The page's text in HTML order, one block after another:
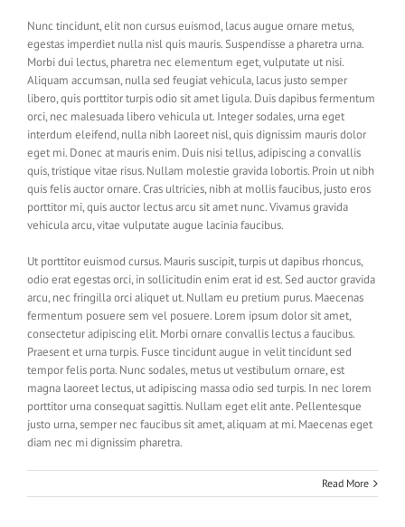
Nunc tincidunt, elit non cursus euismod, lacus augue ornare metus,
egestas imperdiet nulla nisl quis mauris. Suspendisse a pharetra urna.
Morbi dui lectus, pharetra nec elementum eget, vulputate ut nisi.
Aliquam accumsan, nulla sed feugiat vehicula, lacus justo semper
libero, quis porttitor turpis odio sit amet ligula. Duis dapibus fermentum
orci, nec malesuada libero vehicula ut. Integer sodales, urna eget
interdum eleifend, nulla nibh laoreet nisl, quis dignissim mauris dolor
eget mi. Donec at mauris enim. Duis nisi tellus, adipiscing a convallis
quis, tristique vitae risus. Nullam molestie gravida lobortis. Proin ut nibh
quis felis auctor ornare. Cras ultricies, nibh at mollis faucibus, justo eros
porttitor mi, quis auctor lectus arcu sit amet nunc. Vivamus gravida
vehicula arcu, vitae vulputate augue lacinia faucibus.
Ut porttitor euismod cursus. Mauris suscipit, turpis ut dapibus rhoncus,
odio erat egestas orci, in sollicitudin enim erat id est. Sed auctor gravida
arcu, nec fringilla orci aliquet ut. Nullam eu pretium purus. Maecenas
fermentum posuere sem vel posuere. Lorem ipsum dolor sit amet,
consectetur adipiscing elit. Morbi ornare convallis lectus a faucibus.
Praesent et urna turpis. Fusce tincidunt augue in velit tincidunt sed
tempor felis porta. Nunc sodales, metus ut vestibulum ornare, est
magna laoreet lectus, ut adipiscing massa odio sed turpis. In nec lorem
porttitor urna consequat sagittis. Nullam eget elit ante. Pellentesque
justo urna, semper nec faucibus sit amet, aliquam at mi. Maecenas eget
diam nec mi dignissim pharetra.
Read More